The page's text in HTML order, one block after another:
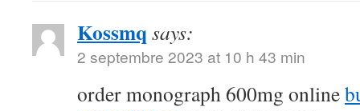
Kossmq says:
2 septembre 2023 at 10 h 43 min
order monograph 600mg online